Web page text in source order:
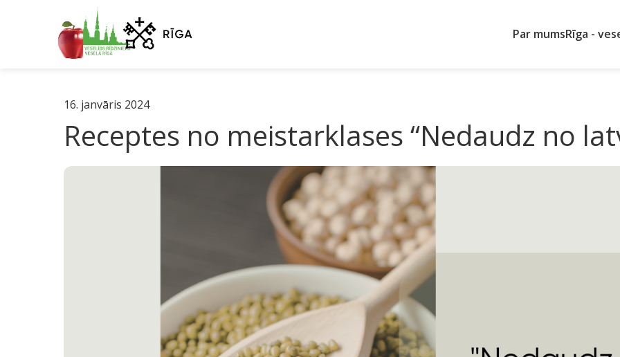
Par mumsRīga -
16. janvāris 2024
Receptes no meistarklases “Nedaudz no